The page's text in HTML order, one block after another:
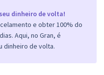
dinheiro de volta!
e obter 100% do
Aqui, no Gran, é
dinheiro de volta.